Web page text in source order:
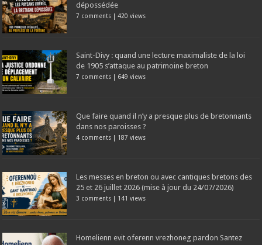
dépossédée
7 comments |420 views
Saint-Divy : quand une lecture maximaliste de la loi
de 1905 s’attaque au patrimoine breton
7 comments | 649 views
Que faire quand il n’y a presque plus de bretonnants
dans nos paroisses ?
4 comments | 187 views
Les messes en breton ou avec cantiques bretons des
25 et 26 juillet 2026 (mise à jour du 24/07/2026)
3 comments | 141 views
Homelienn evit oferenn vrezhoneg pardon Santez